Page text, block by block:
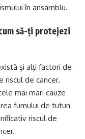
în ansamblu.
să-ți protejezi
și alți factori de
riscul de cancer.
mai mari cauze
fumului de tutun
riscul de